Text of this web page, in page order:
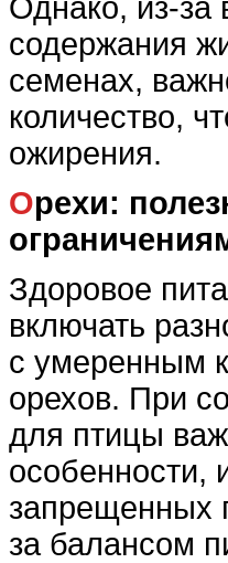
Однако, из-за
содержания
семенах,
количество,
ожирения.
Орехи: полезные, но с
Здоровое
включать
с умеренным
орехов. При
для птицы
особенности,
запрещенных
за балансом